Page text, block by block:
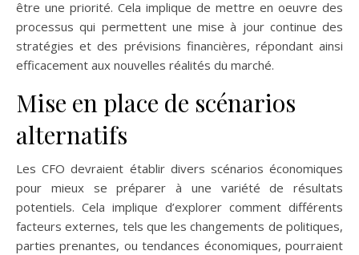
être une priorité. Cela implique de mettre en oeuvre des
processus qui permettent une mise à jour continue des
stratégies et des prévisions financières, répondant ainsi
efficacement aux nouvelles réalités du marché.
Mise en place de scénarios
alternatifs
Les CFO devraient établir divers scénarios économiques
pour mieux se préparer à une variété de résultats
potentiels. Cela implique d’explorer comment différents
facteurs externes, tels que les changements de politiques,
parties prenantes, ou tendances économiques, pourraient